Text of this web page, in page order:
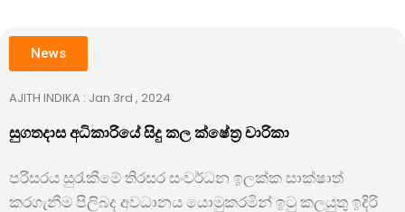
News
AJITH INDIKA : Jan 3rd , 2024
සුගතදාස අධිකාරියේ සිදු කල ක්ෂේත්‍ර චාරිකා
පරිසරය සුරැකීමේ තිරසර සංවර්ධන ඉලක්ක සාක්ෂාත්
කරගැනීම පිලිබද අවධානය යොමුකරමින් ඉටු කලයුතු ඉදිරි